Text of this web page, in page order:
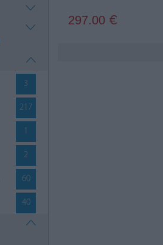
3
217
1
2
60
40
47
297.00 €